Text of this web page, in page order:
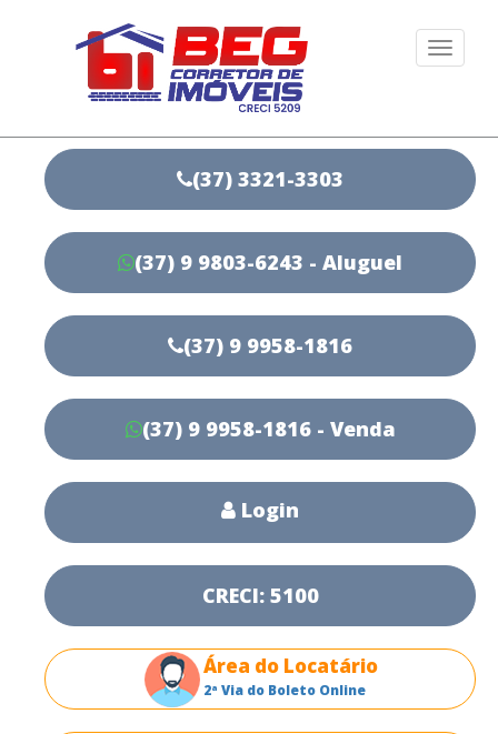
(37) 3321-3303
(37) 9 9803-6243 - Aluguel
(37) 9 9958-1816
(37) 9 9958-1816 - Venda
Login
CRECI: 5100
Área do Locatário
2ª Via do Boleto Online